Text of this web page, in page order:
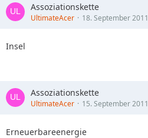
Assoziationskette
UltimateAcer 18. September 2011
Insel
Assoziationskette
UltimateAcer 15. September 2011
Erneuerbareenergie